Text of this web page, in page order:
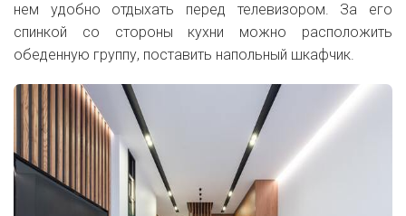
нем удобно отдыхать перед телевизором. За его
спинкой со стороны кухни можно расположить
обеденную группу, поставить напольный шкафчик.